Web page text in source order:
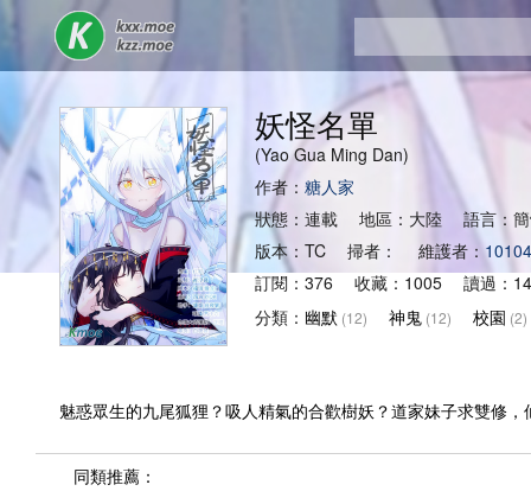
妖怪名單
(Yao Gua Ming Dan)
作者： 糖人家
狀態：連載 地區：大陸 語言：
版本：TC 掃者： 維護者：
訂閱：376 收藏：1005 讀過：
分類： 幽默 (12) 神鬼 (12) 校園 (2)
魅惑眾生的九尾狐狸？吸人精氣的合歡樹妖？道家妹子求雙修
同類推薦：